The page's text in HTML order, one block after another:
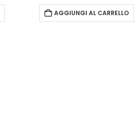
AGGIUNGI AL CARRELLO